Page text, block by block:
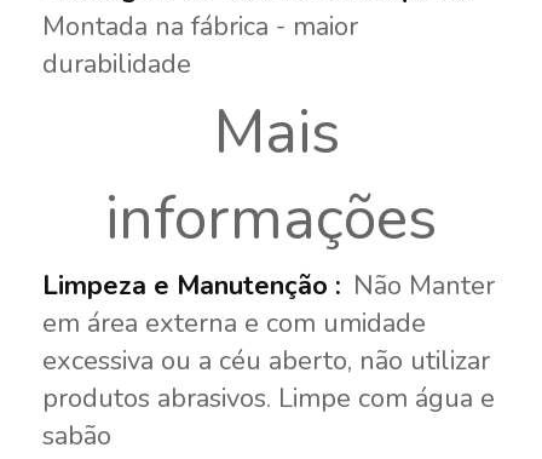
Montada na fábrica - maior
durabilidade
Mais
informações
Não Manter
em área externa e com umidade
excessiva ou a céu aberto, não utilizar
produtos abrasivos. Limpe com água e
sabão